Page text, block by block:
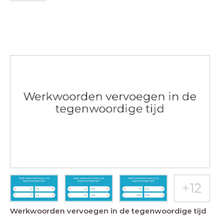
Werkwoorden vervoegen in de tegenwoordige tijd